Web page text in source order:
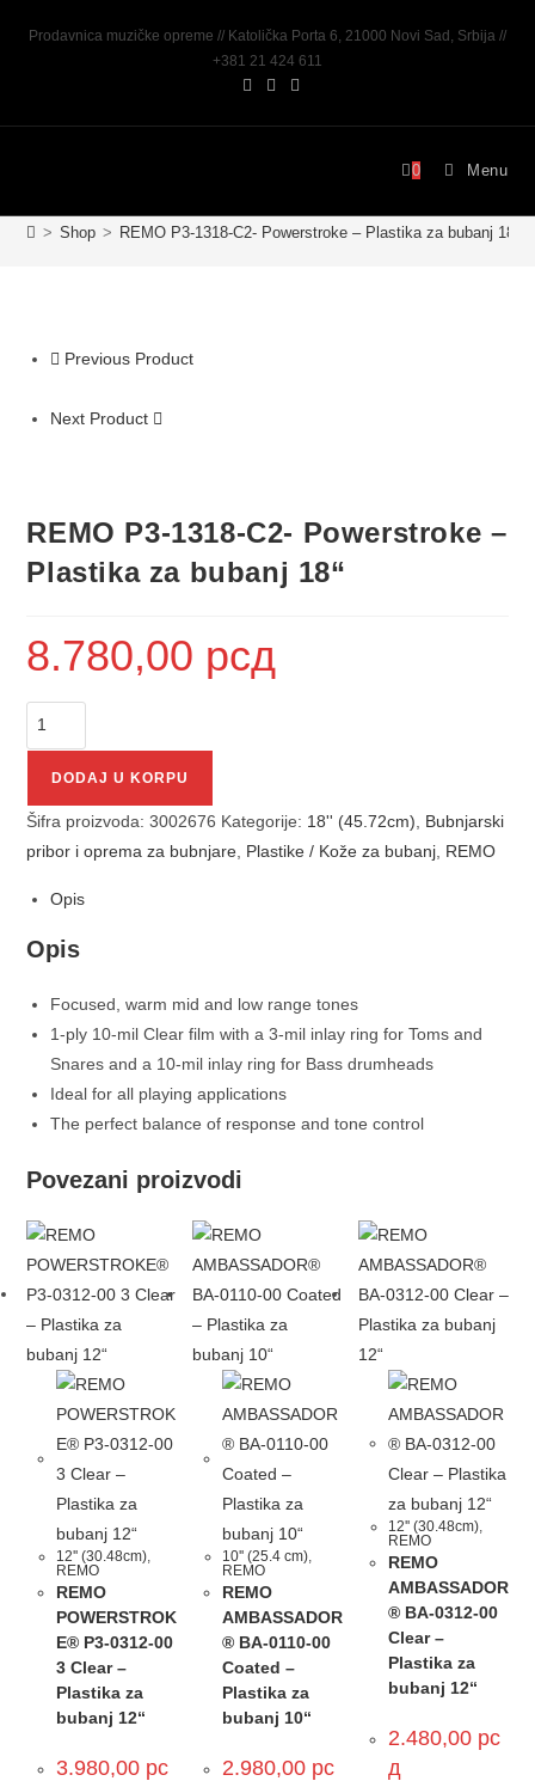
Prodavnica muzičke opreme // Katolička Porta 6, 21000 Novi Sad, Srbija //
+381 21 424 611
0 Menu
> Shop > REMO P3-1318-C2- Powerstroke – Plastika za bubanj 18“
Previous Product
Next Product
REMO P3-1318-C2- Powerstroke –
Plastika za bubanj 18“
8.780,00 рсд
DODAJ U KORPU
Šifra proizvoda:3002676 Kategorije: 18'' (45.72cm)
Bubnjarski
pribor i oprema za bubnjare Plastike / Kože za bubanj REMO
Opis
Opis
Focused, warm mid and low range tones
1-ply 10-mil Clear film with a 3-mil inlay ring for Toms and
Snares and a 10-mil inlay ring for Bass drumheads
Ideal for all playing applications
The perfect balance of response and tone control
Povezani proizvodi
12'' (30.48cm)
REMO
REMO
POWERSTROK
E® P3-0312-00
3 Clear –
Plastika za
bubanj 12“
3.980,00 рс
10'' (25.4 cm),
REMO
REMO
AMBASSADOR
® BA-0110-00
Coated –
Plastika za
bubanj 10“
2.980,00 рс
12'' (30.48cm),
REMO
REMO
AMBASSADOR
® BA-0312-00
Clear –
Plastika za
bubanj 12“
2.480,00 рс
д